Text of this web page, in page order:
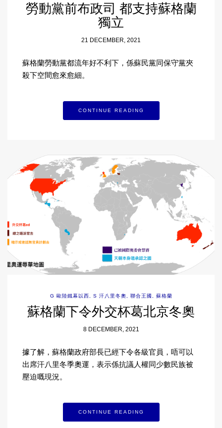
勞動黨前布政司 都支持蘇格蘭
獨立
21 DECEMBER, 2021
蘇格蘭勞動黨都流年好不利下，係蘇民黨同保守黨夾
殺下空間愈來愈細。
CONTINUE READING
G 歐陸鐵幕以西 S 汗八里冬奧 聯合王國 蘇格蘭
蘇格蘭下令外交杯葛北京冬奧
8 DECEMBER, 2021
據了解，蘇格蘭政府部長已經下令各級官員，唔可以
出席汗八里冬季奧運，表示係抗議人權同少數民族被
壓迫嘅現況。
CONTINUE READING